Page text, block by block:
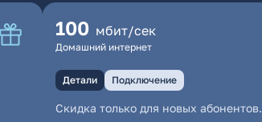
100 мбит/сек
Домашний интернет
Детали Подключение
Скидка только для новых абонентов.